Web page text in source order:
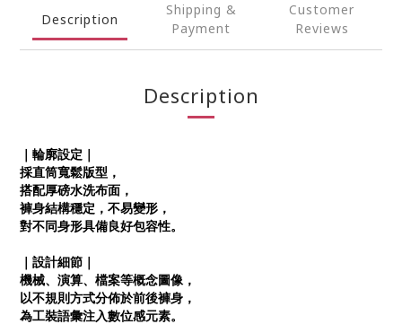
Description
Shipping &
Payment
Customer
Reviews
Description
｜輪廓設定｜
採直筒寬鬆版型，
搭配厚磅水洗布面，
褲身結構穩定，不易變形，
對不同身形具備良好包容性。
｜設計細節｜
機械、演算、檔案等概念圖像，
以不規則方式分佈於前後褲身，
為工裝語彙注入數位感元素。